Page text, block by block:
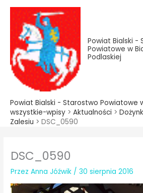
treści
Przejdź
treści
Powiat Bialski -
Powiatowe w
Podlaskiej
Powiat Bialski - Starostwo Powiatowe
wszystkie-wpisy > Aktualności >
Zalesiu > DSC_0590
DSC_0590
PrzezAnna Jóźwik /30 sierpnia 2016